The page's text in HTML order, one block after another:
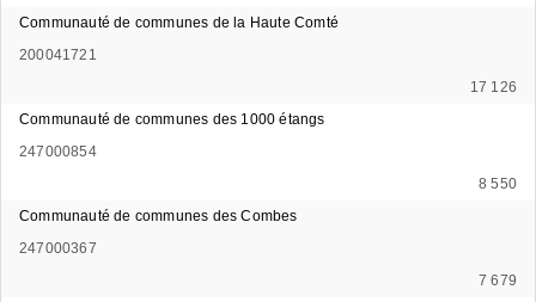
Communauté de communes de la Haute Comté
200041721
17 126
Communauté de communes des 1000 étangs
247000854
8 550
Communauté de communes des Combes
247000367
7 679